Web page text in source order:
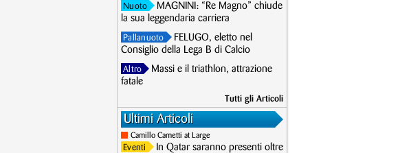
Nuoto
MAGNINI: “Re Magno” chiude
la sua leggendaria carriera
Pallanuoto
FELUGO, eletto nel
Consiglio della Lega B di Calcio
Altro
Massi e il triathlon, attrazione
fatale
Tutti gli Articoli
Ultimi Articoli
Camillo Cametti at Large
Eventi
In Qatar saranno presenti oltre